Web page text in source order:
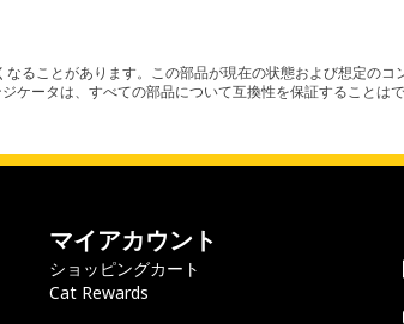
ることがあります。この部品が現在の状態および想定の
ータは、すべての部品について互換性を保証することはで
マイアカウント
ショッピングカート
Cat Rewards